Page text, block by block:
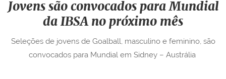
Jovens são convocados para Mundial
da IBSA no próximo mês
Seleções de jovens de Goalball, masculino e feminino, são
convocados para Mundial em Sidney – Austrália